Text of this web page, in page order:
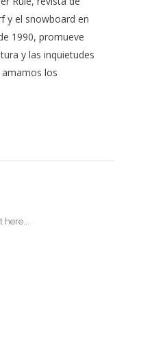
y el snowboard en
1990, promueve
y las inquietudes
los